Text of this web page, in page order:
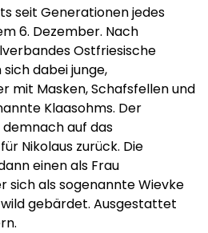
seit Generationen jedes
6. Dezember. Nach
Ostfriesische
dabei junge,
mit Masken, Schafsfellen und
Klaasohms. Der
demnach auf das
Nikolaus zurück. Die
einen als Frau
sich als sogenannte Wievke
gebärdet. Ausgestattet